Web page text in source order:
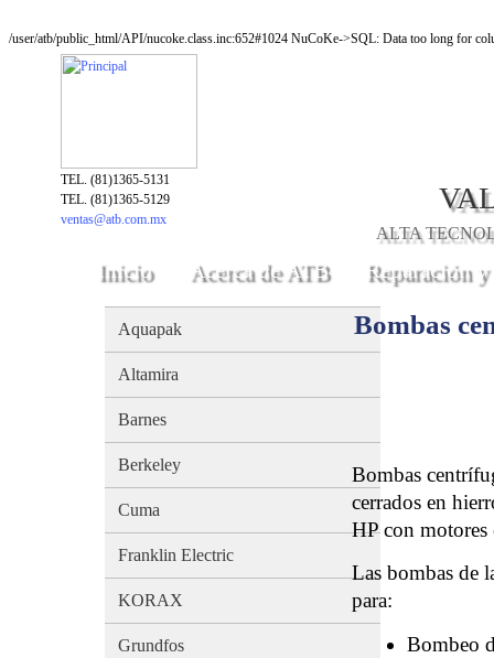
/user/atb/public_html/API/nucoke.class.inc:652#1024 NuCoKe->SQL: Data too long for
TEL. (81)1365-5131
TEL. (81)1365-5129
ventas@atb.com.mx
ALTA
Inicio Acerca de ATB Reparación
Aquapak
Altamira
Barnes
Berkeley
Cuma
Franklin Electric
KORAX
Grundfos
Bombas
Bombas
cerrados en
HP con
Las bombas de
para:
Bombeo